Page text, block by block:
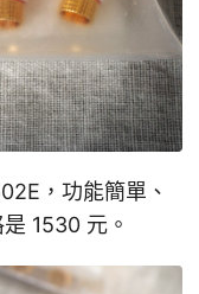
，功能簡單、
1530 元。